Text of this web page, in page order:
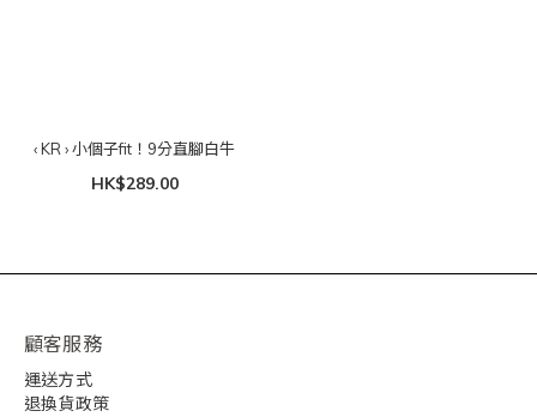
‹ KR › 小個子fit！9分直腳白牛
HK$289.00
顧客服務
運送方式
退換貨政策